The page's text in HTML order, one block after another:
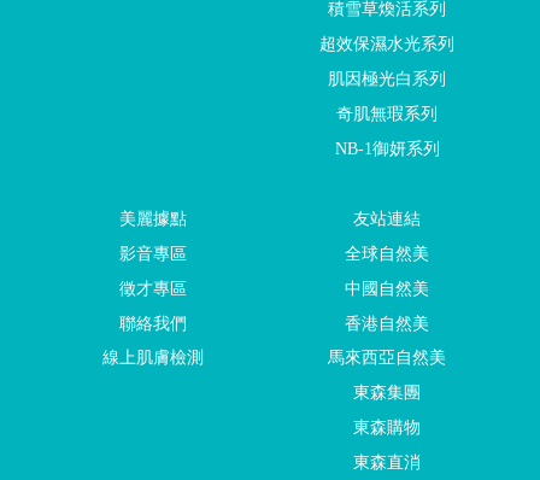
積雪草煥活系列
超效保濕水光系列
肌因極光白系列
奇肌無瑕系列
NB-1御妍系列
美麗據點
影音專區
徵才專區
聯絡我們
線上肌膚檢測
友站連結
全球自然美
中國自然美
香港自然美
馬來西亞自然美
東森集團
東森購物
東森直消